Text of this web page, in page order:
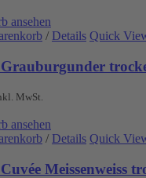
ansehen
/ Details Quick
MwSt.
ansehen
/ Details Quick
Meissenweiss